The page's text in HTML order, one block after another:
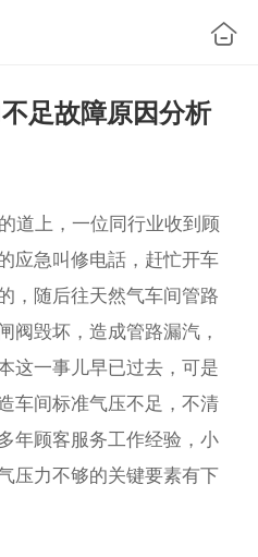
足故障原因分析
上，一位同行业收到顾
应急叫修电話，赶忙开车
，随后往天然气车间管路
阀毁坏，造成管路漏汽，
这一事儿早已过去，可是
车间标准气压不足，不清
年顾客服务工作经验，小
压力不够的关键要素有下